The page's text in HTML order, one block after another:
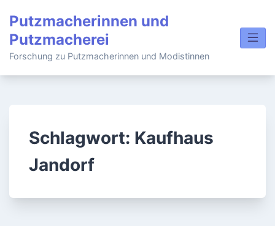
content
Putzmacherinnen und
Putzmacherei
Forschung zu Putzmacherinnen und Modistinnen
Schlagwort: Kaufhaus
Jandorf